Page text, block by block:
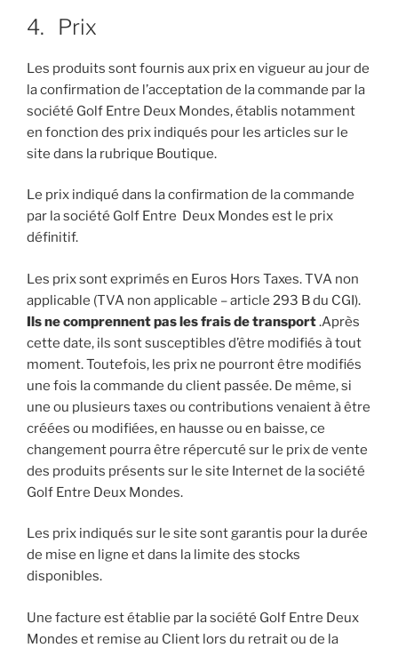
4. Prix
Les produits sont fournis aux prix en vigueur au jour de
la confirmation de l’acceptation de la commande par la
société Golf Entre Deux Mondes, établis notamment
en fonction des prix indiqués pour les articles sur le
site dans la rubrique Boutique.
Le prix indiqué dans la confirmation de la commande
par la société Golf Entre Deux Mondes est le prix
définitif.
Les prix sont exprimés en Euros Hors Taxes. TVA non
applicable (TVA non applicable – article 293 B du CGI).
Ils ne comprennent pas les frais de transport.Après
cette date, ils sont susceptibles d’être modifiés à tout
moment. Toutefois, les prix ne pourront être modifiés
une fois la commande du client passée. De même, si
une ou plusieurs taxes ou contributions venaient à être
créées ou modifiées, en hausse ou en baisse, ce
changement pourra être répercuté sur le prix de vente
des produits présents sur le site Internet de la société
Golf Entre Deux Mondes.
Les prix indiqués sur le site sont garantis pour la durée
de mise en ligne et dans la limite des stocks
disponibles.
Une facture est établie par la société Golf Entre Deux
Mondes et remise au Client lors du retrait ou de la